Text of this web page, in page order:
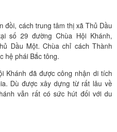
đồi, cách trung tâm thị xã Thủ Dầu
số 29 đường Chùa Hội Khánh,
Dầu Một. Chùa chỉ cách Thành
hệ phái Bắc tông.
Khánh đã được công nhận di tích
Dù được xây dựng từ rất lâu về
vẫn rất có sức hút đối với du